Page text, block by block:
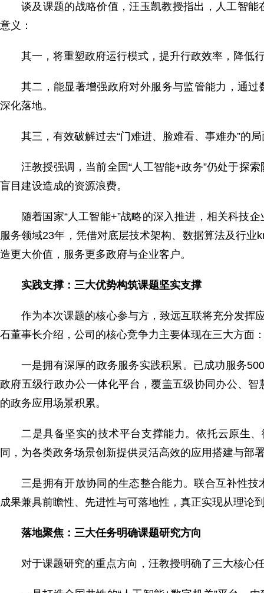
谈及课题的战略价值，汪玉凯教授指出，人工智
意义：
其一，将重塑政府运行模式，提升行政效率，降低
其二，能显著增强政府对外服务与监管能力，通
深化落地。
其三，有效破解过去“门难进、脸难看、事难办”的
汪教授强调，当前全国“人工智能+政务”仍处于探
盲目建设造成的资源浪费。
随着国家“人工智能+”战略的深入推进，相关科技
服务领域23年，凭借对底层技术架构、数据算法及行
造更大价值，服务更多政府与企业客户。
实践支撑：三大优势构筑课题坚实支撑
作为本次课题的核心参与方，致远互联将充分发挥
石董事长介绍，公司的核心竞争力主要体现在三大方面
一是拥有深厚的政务服务实践积累。已成功服务
政府五级行政办公一体化平台，覆盖五级协同办公、
的政务应用场景积累。
二是具备坚实的技术平台支撑能力。依托云原生
同，为各类政务场景创新提供灵活高效的应用搭建与部
三是拥有开放协同的生态整合能力。联合互补性
成果兼具前瞻性、先进性与可落地性，真正实现从理论
落地聚焦：三大任务明确课题研究方向
对于课题研究的重点方向，汪教授明确了三大核心